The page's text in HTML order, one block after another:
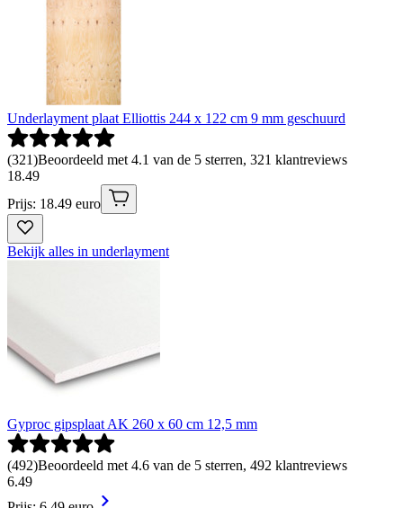
Underlayment plaat Elliottis 244 x 122 cm 9 mm geschuurd
(321)Beoordeeld met 4.1 van de 5 sterren, 321 klantreviews
18.49
Prijs: 18.49 euro
Bekijk alles in underlayment
Gyproc gipsplaat AK 260 x 60 cm 12,5 mm
(492)Beoordeeld met 4.6 van de 5 sterren, 492 klantreviews
6.49